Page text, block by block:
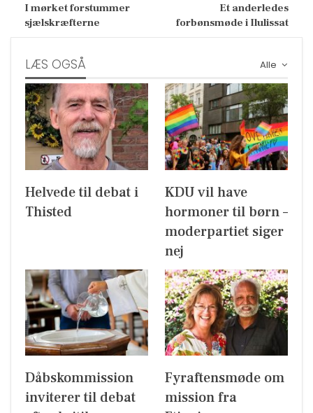
I mørket forstummer
sjælskræfterne
Et anderledes
forbønsmøde i Ilulissat
Alle
LÆS OGSÅ
Helvede til debat i
Thisted
KDU vil have
hormoner til børn –
moderpartiet siger
nej
Dåbskommission
inviterer til debat
Fyraftensmøde om
mission fra